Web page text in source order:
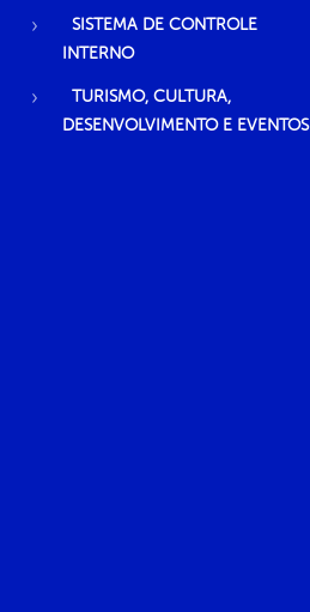
SISTEMA DE CONTROLE
INTERNO
TURISMO, CULTURA,
DESENVOLVIMENTO E EVENTOS